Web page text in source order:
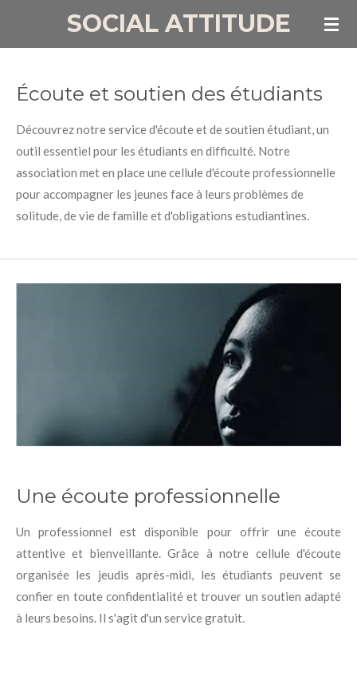
principal
SOCIAL ATTITUDE
Écoute et soutien des étudiants
Découvrez notre service d'écoute et de soutien étudiant, un
outil essentiel pour les étudiants en difficulté. Notre
association met en place une cellule d'écoute professionnelle
pour accompagner les jeunes face à leurs problèmes de
solitude, de vie de famille et d'obligations estudiantines.
Une écoute professionnelle
Un professionnel est disponible pour offrir une écoute
attentive et bienveillante. Grâce à notre cellule d'écoute
organisée les jeudis après-midi, les étudiants peuvent se
confier en toute confidentialité et trouver un soutien adapté
à leurs besoins. Il s'agit d'un service gratuit.